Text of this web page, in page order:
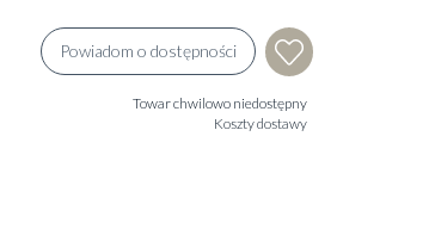
Powiadom o dostępności
Towar chwilowo niedostępny
Koszty dostawy